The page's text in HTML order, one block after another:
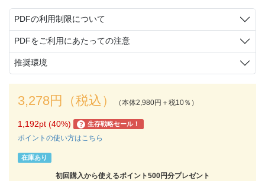
PDFの利用制限について
PDFをご利用にあたっての注意
推奨環境
3,278円（税込） （本体2,980円＋税10％）
1,192pt (40%) ? 生存戦略セール！
ポイントの使い方はこちら
在庫あり
初回購入から使えるポイント500円分プレゼント